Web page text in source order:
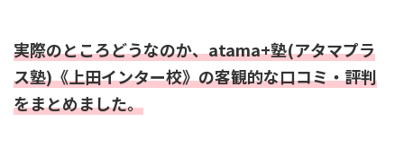
実際のところどうなのか、atama+塾(アタマプラ
ス塾)《上田インター校》の客観的な口コミ・評判
をまとめました。